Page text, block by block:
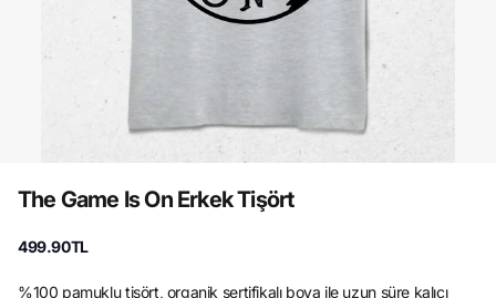
The Game Is On Erkek Tişört
499.90TL
%100 pamuklu tişört, organik sertifikalı boya ile uzun süre kalıcı